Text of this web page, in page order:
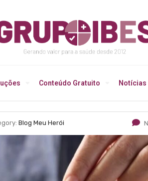
Conteúdo Gratuito Notícias
Blog Meu Herói